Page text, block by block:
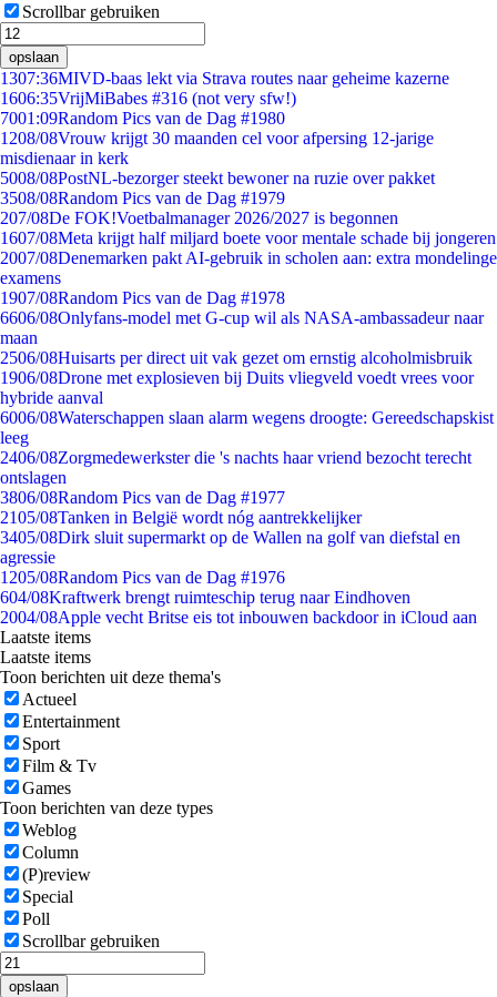
Scrollbar gebruiken
opslaan
1307:36MIVD-baas lekt via Strava routes naar geheime kazerne
1606:35VrijMiBabes #316 (not very sfw!)
7001:09Random Pics van de Dag #1980
1208/08Vrouw krijgt 30 maanden cel voor afpersing 12-jarige
misdienaar in kerk
5008/08PostNL-bezorger steekt bewoner na ruzie over pakket
3508/08Random Pics van de Dag #1979
207/08De FOK!Voetbalmanager 2026/2027 is begonnen
1607/08Meta krijgt half miljard boete voor mentale schade bij jongeren
2007/08Denemarken pakt AI-gebruik in scholen aan: extra mondelinge
examens
1907/08Random Pics van de Dag #1978
6606/08Onlyfans-model met G-cup wil als NASA-ambassadeur naar
maan
2506/08Huisarts per direct uit vak gezet om ernstig alcoholmisbruik
1906/08Drone met explosieven bij Duits vliegveld voedt vrees voor
hybride aanval
6006/08Waterschappen slaan alarm wegens droogte: Gereedschapskist
leeg
2406/08Zorgmedewerkster die 's nachts haar vriend bezocht terecht
ontslagen
3806/08Random Pics van de Dag #1977
2105/08Tanken in België wordt nóg aantrekkelijker
3405/08Dirk sluit supermarkt op de Wallen na golf van diefstal en
agressie
1205/08Random Pics van de Dag #1976
604/08Kraftwerk brengt ruimteschip terug naar Eindhoven
2004/08Apple vecht Britse eis tot inbouwen backdoor in iCloud aan
Laatste items
Laatste items
Toon berichten uit deze thema's
Actueel
Entertainment
Sport
Film & Tv
Games
Toon berichten van deze types
Weblog
Column
(P)review
Special
Poll
Scrollbar gebruiken
opslaan